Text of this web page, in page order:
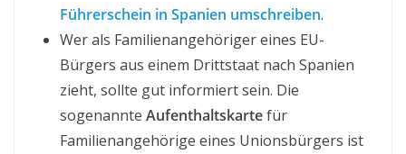
Führerschein in Spanien umschreiben.
Wer als Familienangehöriger eines EU-
Bürgers aus einem Drittstaat nach Spanien
zieht, sollte gut informiert sein. Die
sogenannte Aufenthaltskartefür
Familienangehörige eines Unionsbürgers ist